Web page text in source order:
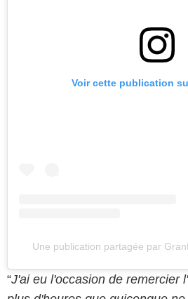
Voir cette publication
Une publication partagée par
“J'ai eu l'occasion de remercier